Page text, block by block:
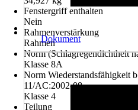
Fenstergriff enthalten
Nein
Rahmenverstärkung
Rahmen
Norm (Schlagregendichtheit
Klasse 8A
Norm Wiederstandsfähigkeit
11/AC:2002-08
Klasse 4
Teilung
Dokument